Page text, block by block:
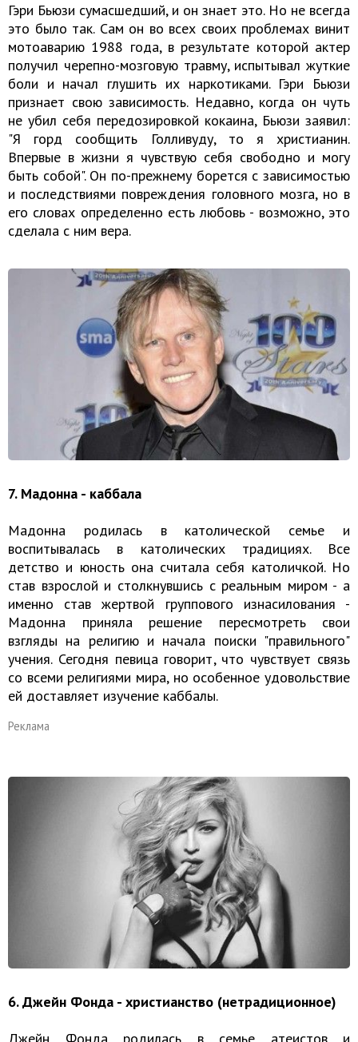
Гэри Бьюзи сумасшедший, и он знает это. Но не всегда
это было так. Сам он во всех своих проблемах винит
мотоаварию 1988 года, в результате которой актер
получил черепно-мозговую травму, испытывал жуткие
боли и начал глушить их наркотиками. Гэри Бьюзи
признает свою зависимость. Недавно, когда он чуть
не убил себя передозировкой кокаина, Бьюзи заявил:
"Я горд сообщить Голливуду, то я христианин.
Впервые в жизни я чувствую себя свободно и могу
быть собой". Он по-прежнему борется с зависимостью
и последствиями повреждения головного мозга, но в
его словах определенно есть любовь - возможно, это
сделала с ним вера.
7. Мадонна - каббала
Мадонна родилась в католической семье и
воспитывалась в католических традициях. Все
детство и юность она считала себя католичкой. Но
став взрослой и столкнувшись с реальным миром - а
именно став жертвой группового изнасилования -
Мадонна приняла решение пересмотреть свои
взгляды на религию и начала поиски "правильного"
учения. Сегодня певица говорит, что чувствует связь
со всеми религиями мира, но особенное удовольствие
ей доставляет изучение каббалы.
Реклама
6. Джейн Фонда - христианство (нетрадиционное)